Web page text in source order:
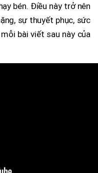
bén. Điều này trở nên
sự thuyết phục, sức
bài viết sau này của